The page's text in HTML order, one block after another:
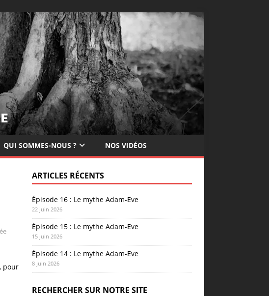
QUI SOMMES-NOUS ? NOS VIDÉOS
pour
ARTICLES RÉCENTS
Épisode 16 : Le mythe Adam-Eve
22 juin 2026
Épisode 15 : Le mythe Adam-Eve
15 juin 2026
Épisode 14 : Le mythe Adam-Eve
8 juin 2026
RECHERCHER SUR NOTRE SITE